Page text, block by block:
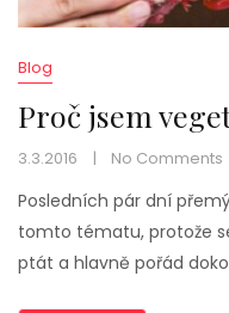
Blog
Proč jsem
3.3.2016 No Comments
Posledních pár dní
tomto tématu, protože
ptát a hlavně pořád